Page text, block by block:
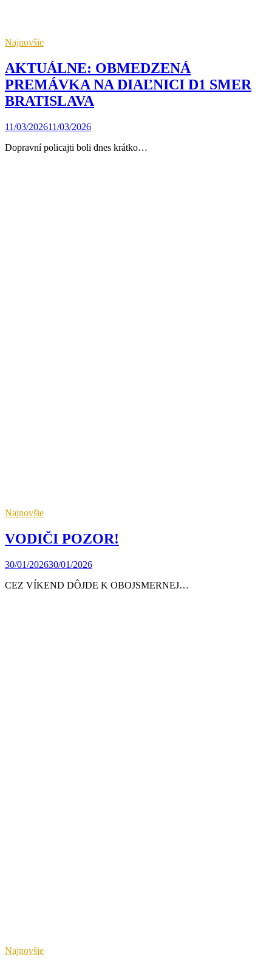
Najnovšie
AKTUÁLNE: OBMEDZENÁ
PREMÁVKA NA DIAĽNICI D1 SMER
BRATISLAVA
11/03/202611/03/2026
Dopravní policajti boli dnes krátko…
Najnovšie
VODIČI POZOR!
30/01/202630/01/2026
CEZ VÍKEND DÔJDE K OBOJSMERNEJ…
Najnovšie